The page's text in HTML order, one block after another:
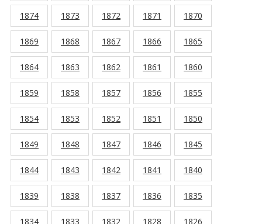
1874 1873 1872 1871 1870
1869 1868 1867 1866 1865
1864 1863 1862 1861 1860
1859 1858 1857 1856 1855
1854 1853 1852 1851 1850
1849 1848 1847 1846 1845
1844 1843 1842 1841 1840
1839 1838 1837 1836 1835
1834 1833 1832 1828 1826